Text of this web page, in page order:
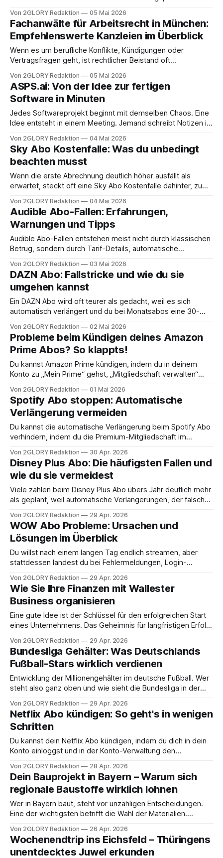
tätig ist und dort Tag für Tag körperlich anspruchsvolle
Aufgaben bewältigen muss, kennt das Problem nur zu gut:
Schwere, steife Arbeitskleidung treibt den Schweiß in
Von 2GLORY Redaktion 05 Mai 2026
Fachanwälte für Arbeitsrecht in München:
Empfehlenswerte Kanzleien im Überblick
Wenn es um berufliche Konflikte, Kündigungen oder
Vertragsfragen geht, ist rechtlicher Beistand oft
die sich auf diesen Bereich fokussieren. Wir haben den
Markt für dich analysiert und stellen dir in unserer Liste
empfehlenswerte Ansprechpartner vor, die dich bei deinem
arbeitsrechtlichen Anliegen
Von 2GLORY Redaktion 05 Mai 2026
ASPS.ai: Von der Idee zur fertigen
Software in Minuten
Jedes Softwareprojekt beginnt mit demselben Chaos. Eine
Idee entsteht in einem Meeting. Jemand schreibt Notizen in
übertragen. Die Tickets landen in Confluence. Irgendwann
sitzt ein Entwickler vor einem Bildschirm und versucht, aus
all dem etwas Funktionierendes zu bauen. Was die
Von 2GLORY Redaktion 04 Mai 2026
Sky Abo Kostenfalle: Was du unbedingt
beachten musst
Wenn die erste Abrechnung deutlich höher ausfällt als
erwartet, steckt oft eine Sky Abo Kostenfalle dahinter, zum
oder einen höheren Preis nach der Aktion. Typisch ist die
Situation: Du hast ein Angebot abgeschlossen, rechnest mit
dem Aktionspreis, und auf der Rechnung tauchen plötzlich
weitere Posten
Von 2GLORY Redaktion 04 Mai 2026
Audible Abo-Fallen: Erfahrungen,
Warnungen und Tipps
Audible Abo-Fallen entstehen meist nicht durch klassischen
Betrug, sondern durch Tarif-Details, automatische
und Besitzrechte. Hast du dich schon mal gefragt, warum
dein Audible-Abo plötzlich teurer wirkt oder warum nach der
Kündigung Inhalte verschwinden? Genau an diesen Stellen
passieren die typischen Audible
Von 2GLORY Redaktion 03 Mai 2026
DAZN Abo: Fallstricke und wie du sie
umgehen kannst
Ein DAZN Abo wird oft teurer als gedacht, weil es sich
automatisch verlängert und du bei Monatsabos eine 30-
einen weiteren Monat. Typisches Szenario: Du buchst
spontan für ein Top-Spiel, denkst an ein “einmal gucken”,
und merkst erst Monate später, dass weiter
Von 2GLORY Redaktion 02 Mai 2026
Probleme beim Kündigen deines Amazon
Prime Abos? So klappts!
Du kannst Amazon Prime kündigen, indem du in deinem
Konto zu „Mein Prime“ gehst, „Mitgliedschaft verwalten“
Wenn dich dabei versteckte Menüs, „Bleib doch noch“-
Bildschirme oder fehlende Buttons nerven, bekommst du
hier eine klare Anleitung plus Lösungen für typische Amazon
Prime Kündigungsprobleme. Wichtige Fakten
Von 2GLORY Redaktion 01 Mai 2026
Spotify Abo stoppen: Automatische
Verlängerung vermeiden
Du kannst die automatische Verlängerung beim Spotify Abo
verhindern, indem du die Premium-Mitgliedschaft im
verlängerndes Zahlungsmodell umstellst, je nachdem, wo
du abgeschlossen hast. Wenn du gezielt „Spotify Abo
automatische Verlängerung vermeiden" willst, brauchst du
vor allem zwei Dinge: den korrekten Abokanal
Von 2GLORY Redaktion 30 Apr. 2026
Disney Plus Abo: Die häufigsten Fallen und
wie du sie vermeidest
Viele zahlen beim Disney Plus Abo übers Jahr deutlich mehr
als geplant, weil automatische Verlängerungen, der falsche
gehen. Ein ganz typisches Beispiel: Du willst nur einen
Monat testen, vergisst die Kündigung, und plötzlich läuft das
Abo monatelang weiter, weil es automatisch verlängert.
Von 2GLORY Redaktion 29 Apr. 2026
WOW Abo Probleme: Ursachen und
Lösungen im Überblick
Du willst nach einem langen Tag endlich streamen, aber
stattdessen landest du bei Fehlermeldungen, Login-
solche WOW Abo Probleme lassen sich oft mit ein paar
gezielten Checks lösen. In diesem Artikel bekommst du für
die häufigsten Störungen konkrete Schritte, die du
Von 2GLORY Redaktion 29 Apr. 2026
Wie Sie Ihre Finanzen mit Wallester
Business organisieren
Eine gute Idee ist der Schlüssel für den erfolgreichen Start
eines Unternehmens. Das Geheimnis für langfristigen Erfolg
gewährleistet die notwendige Stabilität des Unternehmens,
schafft die Grundlage für Wachstum und sorgt für einen
reibungslosen Ablauf der täglichen Geschäftsprozesse. In
der heutigen Welt können traditionelle
Von 2GLORY Redaktion 29 Apr. 2026
Bundesliga Gehälter: Was Deutschlands
Fußball-Stars wirklich verdienen
Entwicklung der Millionengehälter im deutsche Fußball. Wer
steht also ganz oben und wie sieht die Bundesliga in der
wirtschaftlich und sportlich wesentlichen Ligen der Welt
bekannt. Es ist schon lange Standard für Demonstranten,
Millionengehälter zu erhalten. Nicht wer und einfach
Von 2GLORY Redaktion 29 Apr. 2026
Netflix Abo kündigen: So geht's in wenigen
Schritten
Du kannst dein Netflix Abo kündigen, indem du dich in dein
Konto einloggst und in der Konto-Verwaltung den
Preis, Inhalte oder einfach fehlende Zeit nerven, ist die
Kündigung bei Netflix unkompliziert und ohne versteckte
Hürden. Wichtig ist nur, dass du wirklich über
Von 2GLORY Redaktion 28 Apr. 2026
Dein Bauprojekt in Bayern – Warum sich
regionale Baustoffe wirklich lohnen
Wer in Bayern baut, steht vor unzähligen Entscheidungen.
Eine der wichtigsten betrifft die Wahl der Materialien.
unterschätzt werden. Die klimatischen Bedingungen in
Bayern stellen besondere Anforderungen an Baumaterialien.
Heimische Produkte sind genau auf diese Gegebenheiten
Von 2GLORY Redaktion 26 Apr. 2026
Wochenendtrip ins Eichsfeld – Thüringens
unentdecktes Juwel erkunden